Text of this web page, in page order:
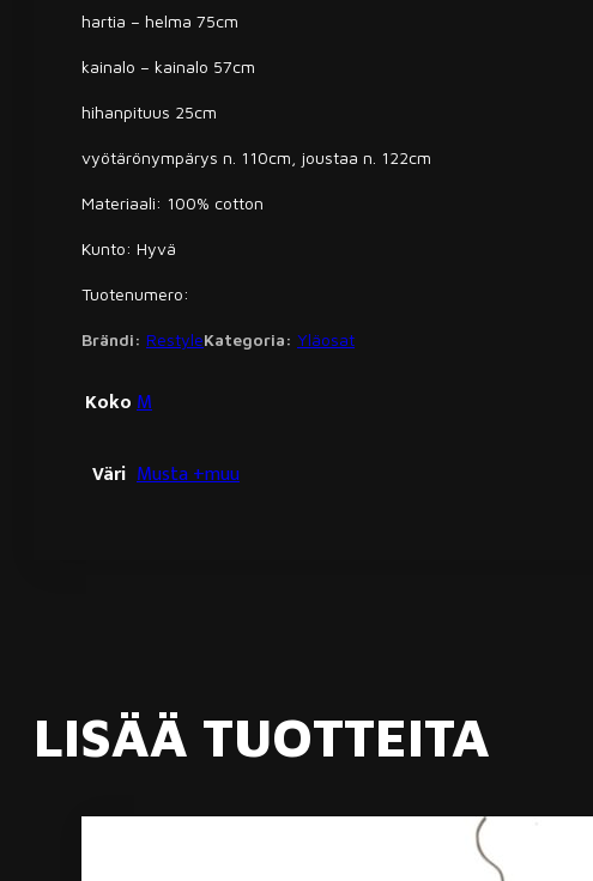
hartia – helma 75cm
kainalo – kainalo 57cm
hihanpituus 25cm
vyötärönympärys n. 110cm, joustaa n. 122cm
Materiaali: 100% cotton
Kunto: Hyvä
Tuotenumero:
Brändi: RestyleKategoria: Yläosat
KokoM
Väri Musta +muu
LISÄÄ TUOTTEITA